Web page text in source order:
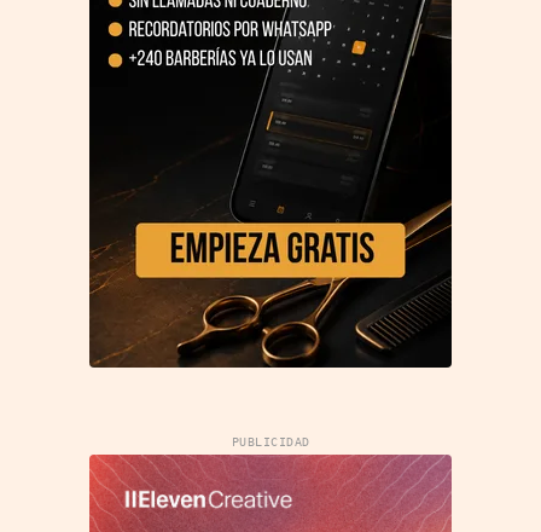
PUBLICIDAD